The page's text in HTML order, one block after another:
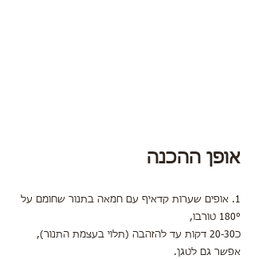
אופן ההכנה
1. אופים שערות קדאיף עם חמאה בתנור שחומם על
180° טורבו,
כ20-30 דקות עד להזהבה (תלוי בעצמת התנור),
אפשר גם לטגן.